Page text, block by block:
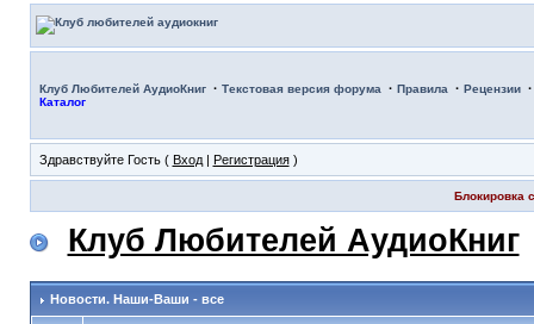
Клуб Любителей АудиоКниг· Текстовая версия форума · Правила · Рецензии
Каталог
Здравствуйте Гость ( Вход| Регистрация)
Блокировка
Клуб Любителей АудиоКниг
Новости. Наши-Ваши - все